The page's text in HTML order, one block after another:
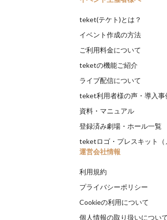
teket(テケト)とは？
イベント作成の方法
ご利用料金について
teketの機能ご紹介
ライブ配信について
teket利用者様の声・導入事
資料・マニュアル
登録済み劇場・ホール一覧
teketロゴ・プレスキット（
運営会社情報
利用規約
プライバシーポリシー
Cookieの利用について
個人情報の取り扱いについ